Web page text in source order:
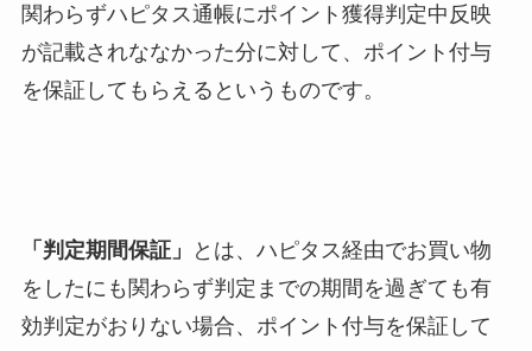
関わらずハピタス通帳にポイント獲得判定中反映
が記載されななかった分に対して、ポイント付与
を保証 してもらえるというものです。
「判定期間保証」
とは、ハピタス経由でお買い物
をしたにも関わらず判定までの期間を過ぎても有
効判定がおりない場合、ポイント付与を保証 して